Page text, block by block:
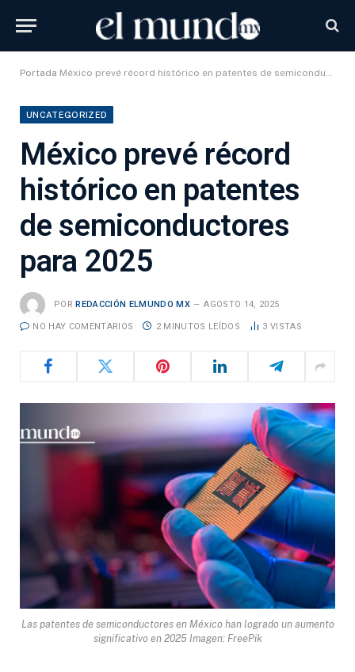
Portada México prevé récord histórico en patentes de semiconductores para 2025
UNCATEGORIZED
México prevé récord
histórico en patentes
de semiconductores
para 2025
POR REDACCIÓN ELMUNDO MX AGOSTO 14, 2025
NO HAY COMENTARIOS 2 MINUTOS LEÍDOS 3 VISTAS
Las patentes de semiconductores en México han logrado un aumento
significativo en 2025 Imagen: FreePik